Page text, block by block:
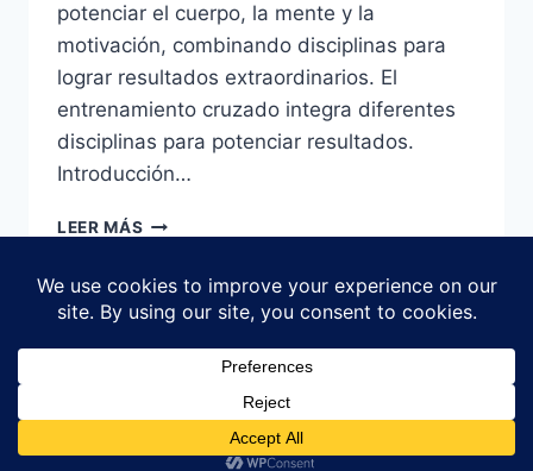
potenciar el cuerpo, la mente y la
motivación, combinando disciplinas para
lograr resultados extraordinarios. El
entrenamiento cruzado integra diferentes
disciplinas para potenciar resultados.
Introducción…
LEER MÁS ENTRENAMIENTO
ES,
BENEFICIOS
Y
A
Kadence WP